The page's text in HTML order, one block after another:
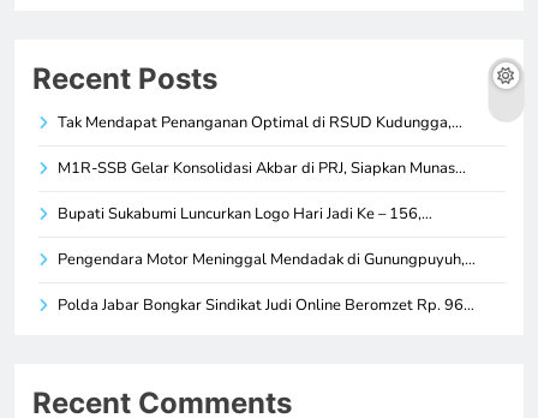
Recent Posts
Tak Mendapat Penanganan Optimal di RSUD Kudungga,…
M1R-SSB Gelar Konsolidasi Akbar di PRJ, Siapkan Munas…
Bupati Sukabumi Luncurkan Logo Hari Jadi Ke – 156,…
Pengendara Motor Meninggal Mendadak di Gunungpuyuh,…
Polda Jabar Bongkar Sindikat Judi Online Beromzet Rp. 96…
Recent Comments